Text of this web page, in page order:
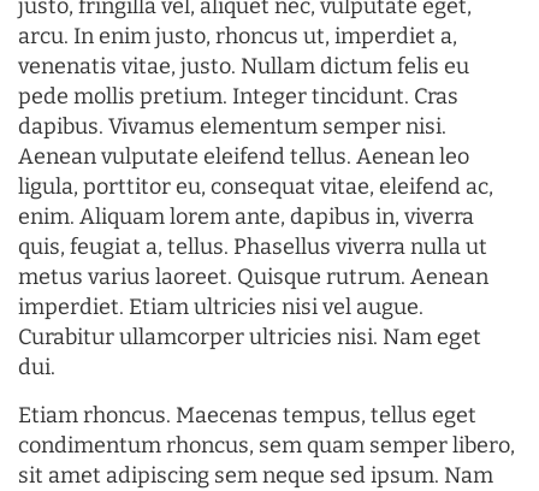
justo, fringilla vel, aliquet nec, vulputate eget,
arcu. In enim justo, rhoncus ut, imperdiet a,
venenatis vitae, justo. Nullam dictum felis eu
pede mollis pretium. Integer tincidunt. Cras
dapibus. Vivamus elementum semper nisi.
Aenean vulputate eleifend tellus. Aenean leo
ligula, porttitor eu, consequat vitae, eleifend ac,
enim. Aliquam lorem ante, dapibus in, viverra
quis, feugiat a, tellus. Phasellus viverra nulla ut
metus varius laoreet. Quisque rutrum. Aenean
imperdiet. Etiam ultricies nisi vel augue.
Curabitur ullamcorper ultricies nisi. Nam eget
dui.
Etiam rhoncus. Maecenas tempus, tellus eget
condimentum rhoncus, sem quam semper libero,
sit amet adipiscing sem neque sed ipsum. Nam